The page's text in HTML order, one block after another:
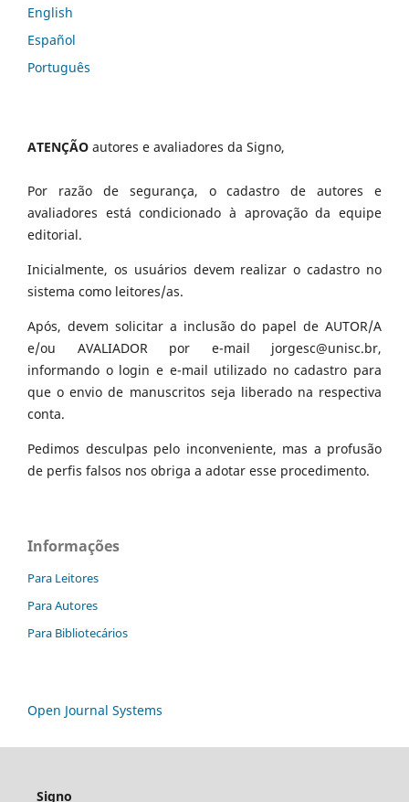
English
Español
Português
ATENÇÃO autores e avaliadores da Signo,
Por razão de segurança, o cadastro de autores e
avaliadores está condicionado à aprovação da equipe
editorial.
Inicialmente, os usuários devem realizar o cadastro no
sistema como leitores/as.
Após, devem solicitar a inclusão do papel de AUTOR/A
e/ou AVALIADOR por e-mail jorgesc@unisc.br,
informando o login e e-mail utilizado no cadastro para
que o envio de manuscritos seja liberado na respectiva
conta.
Pedimos desculpas pelo inconveniente, mas a profusão
de perfis falsos nos obriga a adotar esse procedimento.
Informações
Para Leitores
Para Autores
Para Bibliotecários
Open Journal Systems
Signo